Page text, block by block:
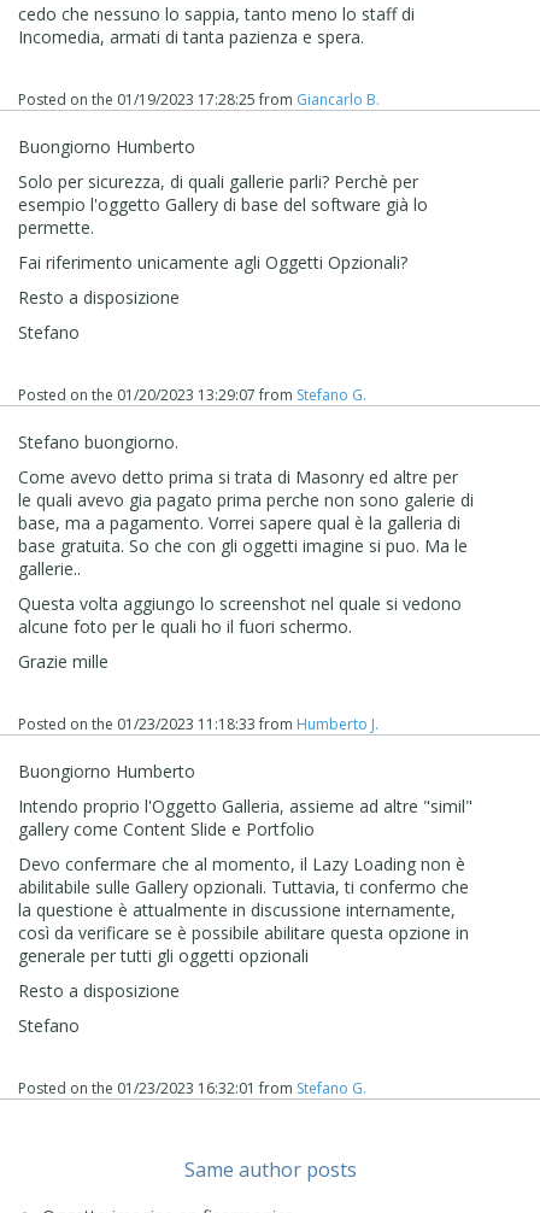
cedo che nessuno lo sappia, tanto meno lo staff di
Incomedia, armati di tanta pazienza e spera.
Posted on the 01/19/2023 17:28:25from Giancarlo B.
Buongiorno Humberto
Solo per sicurezza, di quali gallerie parli? Perchè per
esempio l'oggetto Gallery di base del software già lo
permette.
Fai riferimento unicamente agli Oggetti Opzionali?
Resto a disposizione
Stefano
Posted on the 01/20/2023 13:29:07from Stefano G.
Stefano buongiorno.
Come avevo detto prima si trata di Masonry ed altre per
le quali avevo gia pagato prima perche non sono galerie di
base, ma a pagamento. Vorrei sapere qual è la galleria di
base gratuita. So che con gli oggetti imagine si puo. Ma le
gallerie..
Questa volta aggiungo lo screenshot nel quale si vedono
alcune foto per le quali ho il fuori schermo.
Grazie mille
Posted on the 01/23/2023 11:18:33from Humberto J.
Buongiorno Humberto
Intendo proprio l'Oggetto Galleria, assieme ad altre "simil"
gallery come Content Slide e Portfolio
Devo confermare che al momento, il Lazy Loading non è
abilitabile sulle Gallery opzionali. Tuttavia, ti confermo che
la questione è attualmente in discussione internamente,
così da verificare se è possibile abilitare questa opzione in
generale per tutti gli oggetti opzionali
Resto a disposizione
Stefano
Posted on the 01/23/2023 16:32:01 from Stefano G.
Same author posts